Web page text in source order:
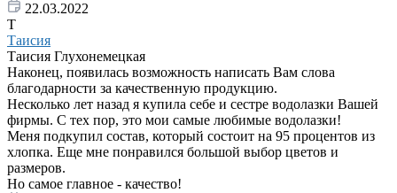
22.03.2022
Т
Таисия
Таисия Глухонемецкая
Наконец, появилась возможность написать Вам слова
благодарности за качественную продукцию.
Несколько лет назад я купила себе и сестре водолазки Вашей
фирмы. С тех пор, это мои самые любимые водолазки!
Меня подкупил состав, который состоит на 95 процентов из
хлопка. Еще мне понравился большой выбор цветов и
размеров.
Но самое главное - качество!